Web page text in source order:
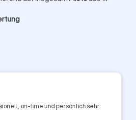
on-time und persönlich sehr